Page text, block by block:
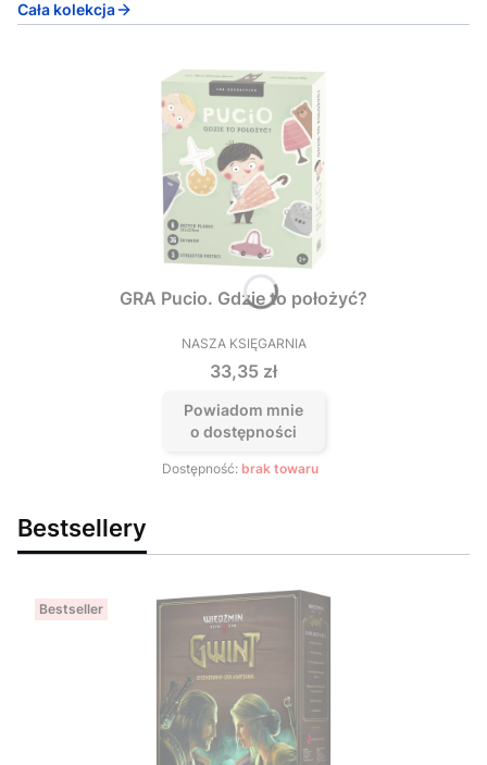
Cała kolekcja
GRA Pucio. Gdzie to położyć?
PRODUCENT
NASZA KSIĘGARNIA
Cena
33,35 zł
Powiadom mnie
o dostępności
Dostępność: brak towaru
Bestsellery
Bestseller